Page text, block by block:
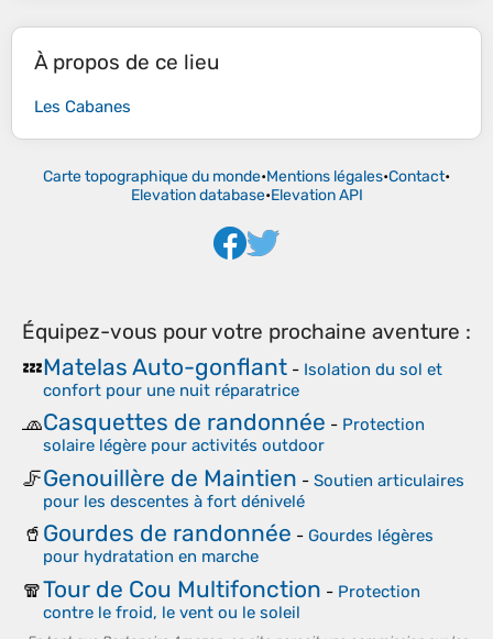
À propos de ce lieu
Les Cabanes
Carte topographique du monde•Mentions légales•Contact•
Elevation database•Elevation API
Équipez-vous pour votre prochaine aventure :
💤Matelas Auto-gonflant - Isolation du sol et
confort pour une nuit réparatrice
🧢Casquettes de randonnée - Protection
solaire légère pour activités outdoor
🦵Genouillère de Maintien - Soutien articulaires
pour les descentes à fort dénivelé
🥤 Gourdes de randonnée - Gourdes légères
pour hydratation en marche
🧣Tour de Cou Multifonction - Protection
contre le froid, le vent ou le soleil